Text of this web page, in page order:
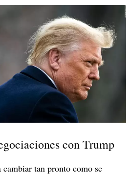
con Trump
tan pronto como se